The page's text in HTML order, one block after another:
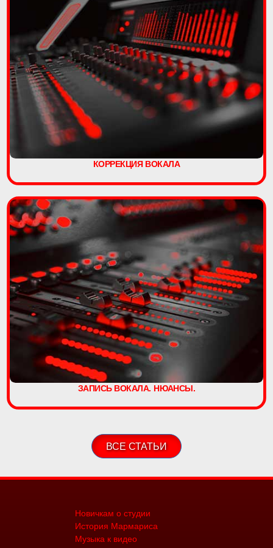
КОРРЕКЦИЯ ВОКАЛА
ЗАПИСЬ ВОКАЛА. НЮАНСЫ.
ВСЕ СТАТЬИ
Новичкам о студии
История Мармариса
Музыка к видео